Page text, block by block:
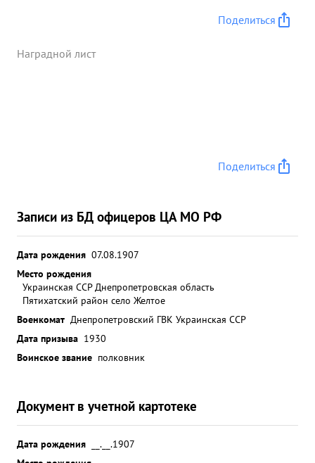
Поделиться
Наградной лист
Поделиться
Записи из БД офицеров ЦА МО РФ
Дата рождения 07.08.1907
Место рождения
Украинская ССР Днепропетровская область
Пятихатский район село Желтое
Военкомат Днепропетровский ГВК Украинская ССР
Дата призыва 1930
Воинское звание полковник
Документ в учетной картотеке
Дата рождения
__.__.1907